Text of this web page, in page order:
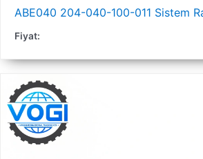
ABE040 204-040-100-011 Sistem
Fiyat: